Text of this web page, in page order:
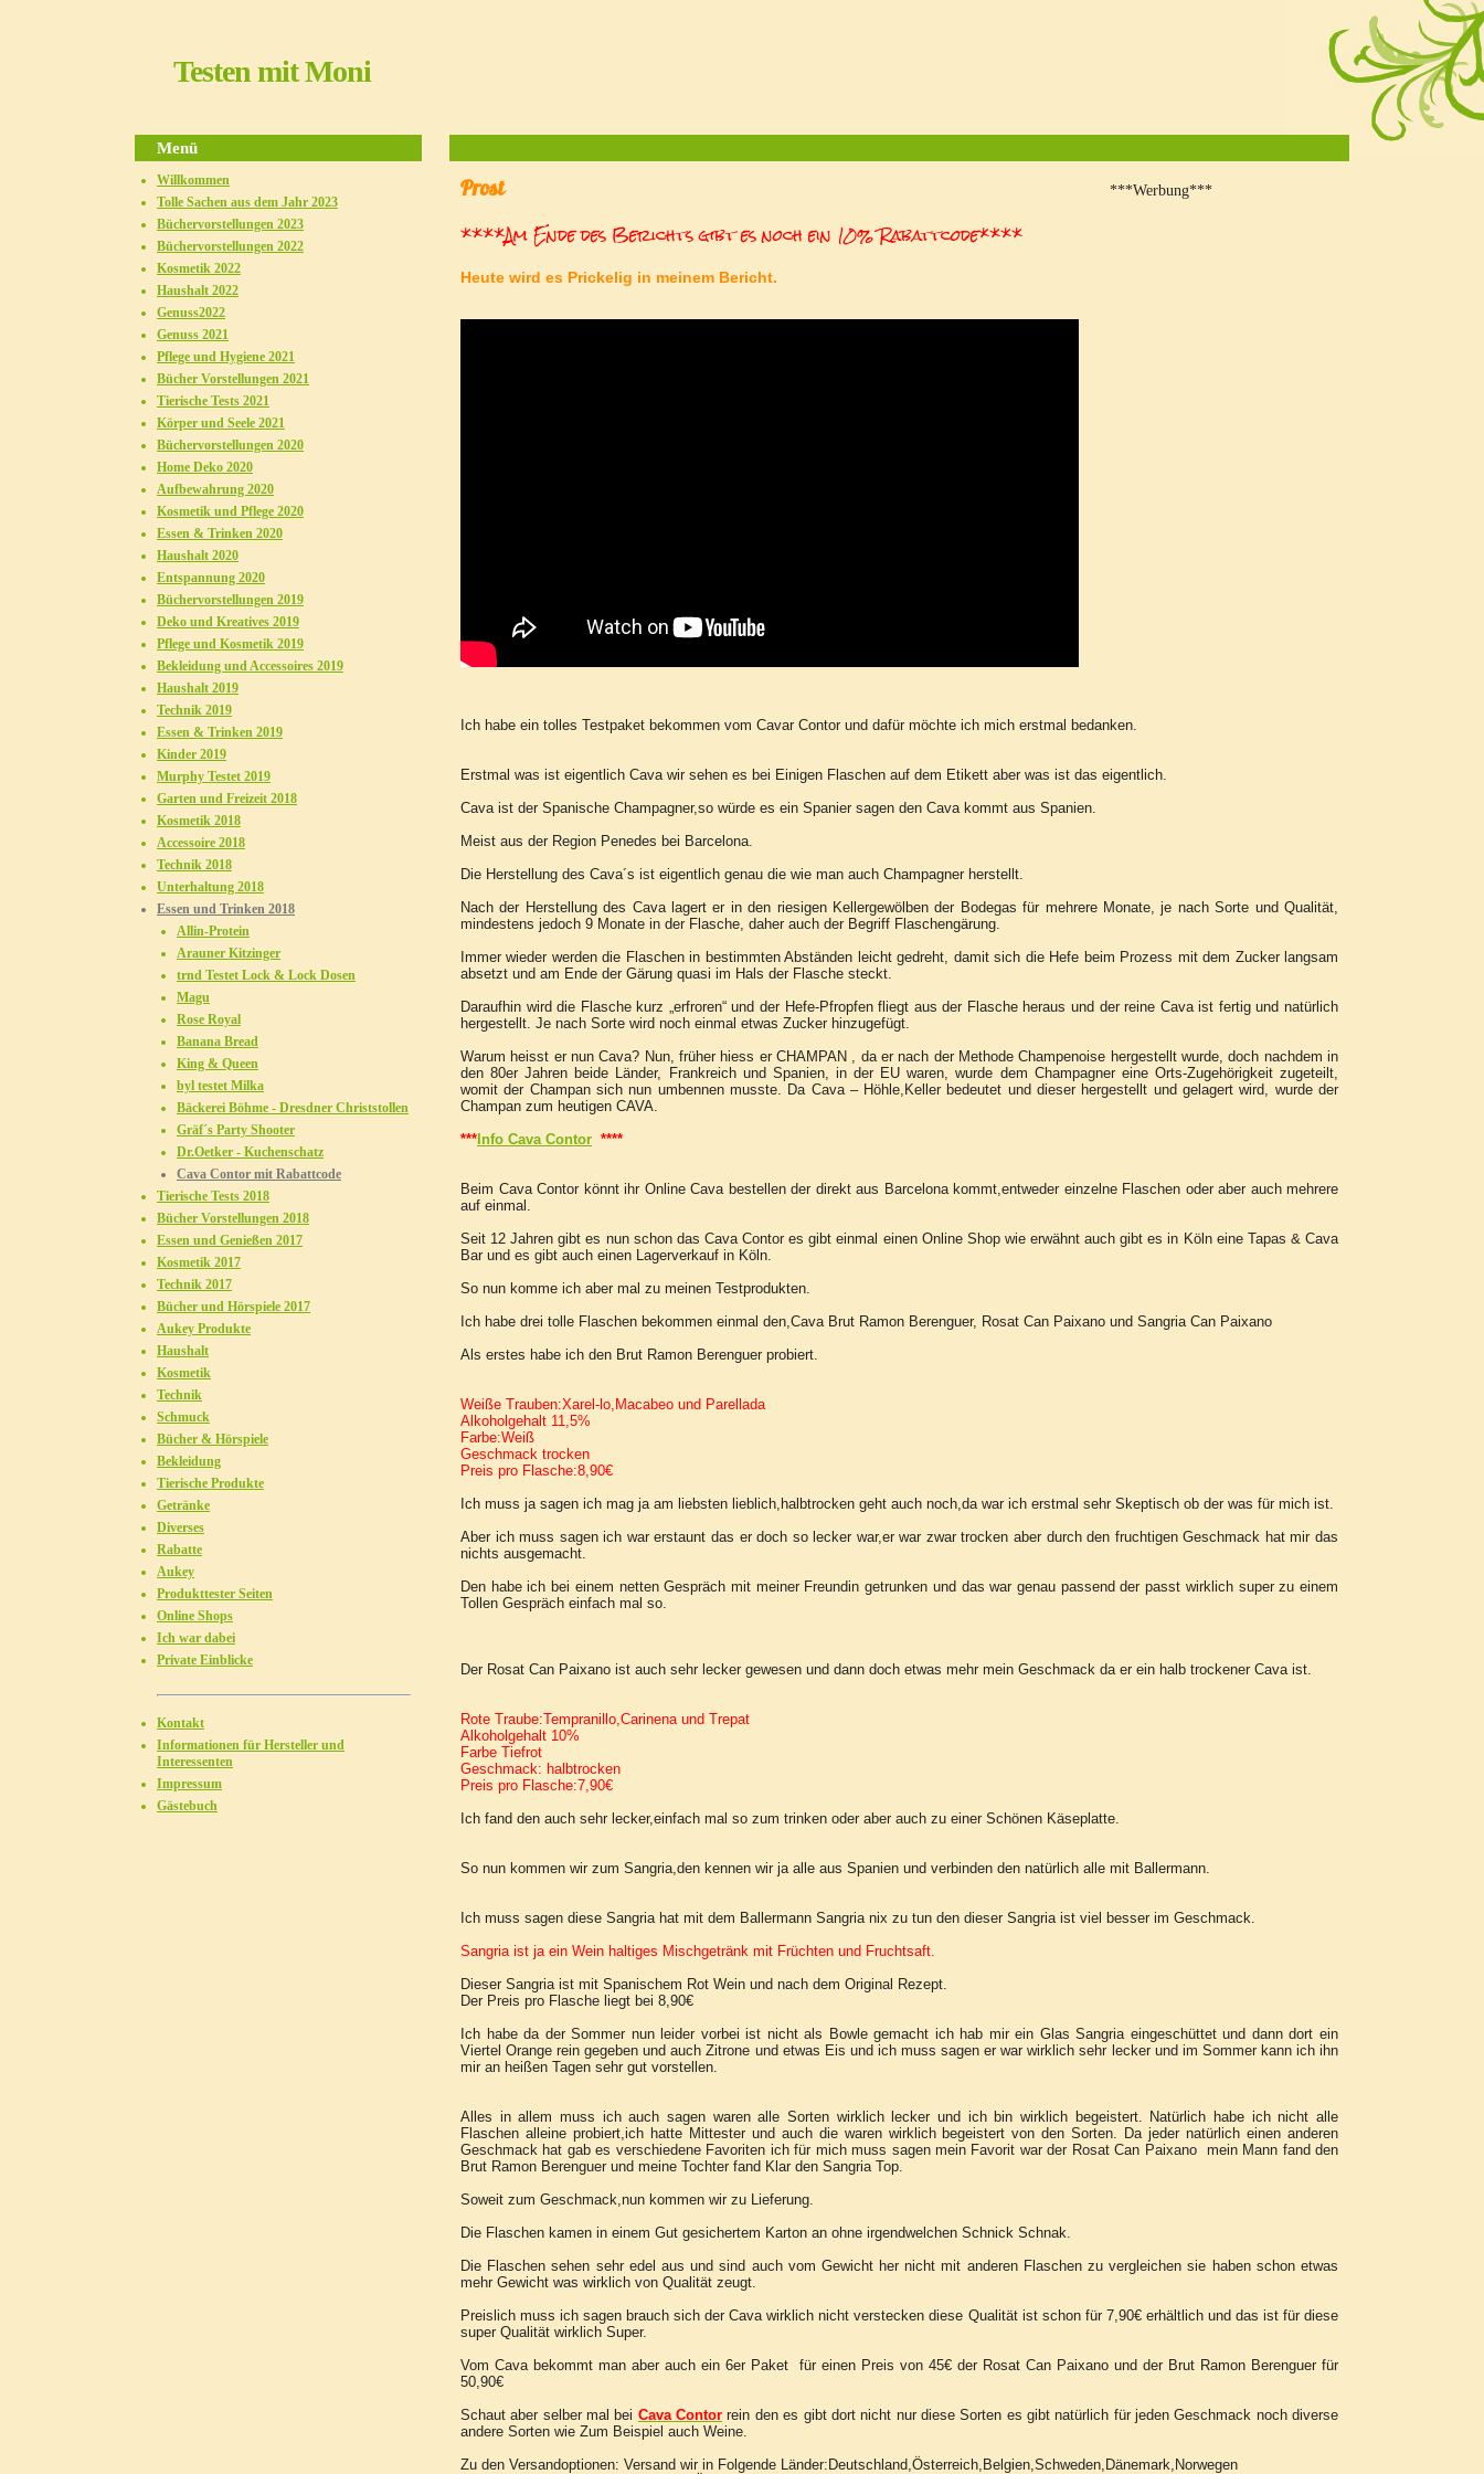
Testen mit Moni
Prost ***Werbung***
****Am Ende des Berichts gibt es noch ein 10% Rabattcode****
Heute wird es Prickelig in meinem Bericht.
Ich habe ein tolles Testpaket bekommen vom Cavar Contor und dafür möchte ich mich erstmal bedanken.
Erstmal was ist eigentlich Cava wir sehen es bei Einigen Flaschen auf dem Etikett aber was ist das eigentlich.
Cava ist der Spanische Champagner,so würde es ein Spanier sagen den Cava kommt aus Spanien.
Meist aus der Region Penedes bei Barcelona.
Die Herstellung des Cava´s ist eigentlich genau die wie man auch Champagner herstellt.
Nach der Herstellung des Cava lagert er in den riesigen Kellergewölben der Bodegas für mehrere Monate, je nach Sorte und Qualität,
mindestens jedoch 9 Monate in der Flasche, daher auch der Begriff Flaschengärung.
Immer wieder werden die Flaschen in bestimmten Abständen leicht gedreht, damit sich die Hefe beim Prozess mit dem Zucker langsam
absetzt und am Ende der Gärung quasi im Hals der Flasche steckt.
Daraufhin wird die Flasche kurz „erfroren“ und der Hefe-Pfropfen fliegt aus der Flasche heraus und der reine Cava ist fertig und natürlich
hergestellt. Je nach Sorte wird noch einmal etwas Zucker hinzugefügt.
Warum heisst er nun Cava? Nun, früher hiess er CHAMPAN , da er nach der Methode Champenoise hergestellt wurde, doch nachdem in
den 80er Jahren beide Länder, Frankreich und Spanien, in der EU waren, wurde dem Champagner eine Orts-Zugehörigkeit zugeteilt,
womit der Champan sich nun umbennen musste. Da Cava – Höhle,Keller bedeutet und dieser hergestellt und gelagert wird, wurde der
Champan zum heutigen CAVA.
*** Info Cava Contor ****
Beim Cava Contor könnt ihr Online Cava bestellen der direkt aus Barcelona kommt,entweder einzelne Flaschen oder aber auch mehrere
auf einmal.
Seit 12 Jahren gibt es nun schon das Cava Contor es gibt einmal einen Online Shop wie erwähnt auch gibt es in Köln eine Tapas & Cava
Bar und es gibt auch einen Lagerverkauf in Köln.
So nun komme ich aber mal zu meinen Testprodukten.
Ich habe drei tolle Flaschen bekommen einmal den,Cava Brut Ramon Berenguer, Rosat Can Paixano und Sangria Can Paixano
Als erstes habe ich den Brut Ramon Berenguer probiert.
Weiße Trauben:Xarel-lo,Macabeo und Parellada
Alkoholgehalt 11,5%
Farbe:Weiß
Geschmack trocken
Preis pro Flasche:8,90€
Ich muss ja sagen ich mag ja am liebsten lieblich,halbtrocken geht auch noch,da war ich erstmal sehr Skeptisch ob der was für mich ist.
Aber ich muss sagen ich war erstaunt das er doch so lecker war,er war zwar trocken aber durch den fruchtigen Geschmack hat mir das
nichts ausgemacht.
Den habe ich bei einem netten Gespräch mit meiner Freundin getrunken und das war genau passend der passt wirklich super zu einem
Tollen Gespräch einfach mal so.
Der Rosat Can Paixano ist auch sehr lecker gewesen und dann doch etwas mehr mein Geschmack da er ein halb trockener Cava ist.
Rote Traube:Tempranillo,Carinena und Trepat
Alkoholgehalt 10%
Farbe Tiefrot
Geschmack: halbtrocken
Preis pro Flasche:7,90€
Ich fand den auch sehr lecker,einfach mal so zum trinken oder aber auch zu einer Schönen Käseplatte.
So nun kommen wir zum Sangria,den kennen wir ja alle aus Spanien und verbinden den natürlich alle mit Ballermann.
Ich muss sagen diese Sangria hat mit dem Ballermann Sangria nix zu tun den dieser Sangria ist viel besser im Geschmack.
Sangria ist ja ein Wein haltiges Mischgetränk mit Früchten und Fruchtsaft.
Dieser Sangria ist mit Spanischem Rot Wein und nach dem Original Rezept.
Der Preis pro Flasche liegt bei 8,90€
Ich habe da der Sommer nun leider vorbei ist nicht als Bowle gemacht ich hab mir ein Glas Sangria eingeschüttet und dann dort ein
Viertel Orange rein gegeben und auch Zitrone und etwas Eis und ich muss sagen er war wirklich sehr lecker und im Sommer kann ich ihn
mir an heißen Tagen sehr gut vorstellen.
Alles in allem muss ich auch sagen waren alle Sorten wirklich lecker und ich bin wirklich begeistert. Natürlich habe ich nicht alle
Flaschen alleine probiert,ich hatte Mittester und auch die waren wirklich begeistert von den Sorten. Da jeder natürlich einen anderen
Geschmack hat gab es verschiedene Favoriten ich für mich muss sagen mein Favorit war der Rosat Can Paixano mein Mann fand den
Brut Ramon Berenguer und meine Tochter fand Klar den Sangria Top.
Soweit zum Geschmack,nun kommen wir zu Lieferung.
Die Flaschen kamen in einem Gut gesichertem Karton an ohne irgendwelchen Schnick Schnak.
Die Flaschen sehen sehr edel aus und sind auch vom Gewicht her nicht mit anderen Flaschen zu vergleichen sie haben schon etwas
mehr Gewicht was wirklich von Qualität zeugt.
Preislich muss ich sagen brauch sich der Cava wirklich nicht verstecken diese Qualität ist schon für 7,90€ erhältlich und das ist für diese
super Qualität wirklich Super.
Vom Cava bekommt man aber auch ein 6er Paket für einen Preis von 45€ der Rosat Can Paixano und der Brut Ramon Berenguer für
50,90€
Schaut aber selber mal bei Cava Contor rein den es gibt dort nicht nur diese Sorten es gibt natürlich für jeden Geschmack noch diverse
andere Sorten wie Zum Beispiel auch Weine.
Zu den Versandoptionen: Versand wir in Folgende Länder:Deutschland,Österreich,Belgien,Schweden,Dänemark,Norwegen
Menü
Willkommen
Tolle Sachen aus dem Jahr 2023
Büchervorstellungen 2023
Büchervorstellungen 2022
Kosmetik 2022
Haushalt 2022
Genuss2022
Genuss 2021
Pflege und Hygiene 2021
Bücher Vorstellungen 2021
Tierische Tests 2021
Körper und Seele 2021
Büchervorstellungen 2020
Home Deko 2020
Aufbewahrung 2020
Kosmetik und Pflege 2020
Essen & Trinken 2020
Haushalt 2020
Entspannung 2020
Büchervorstellungen 2019
Deko und Kreatives 2019
Pflege und Kosmetik 2019
Bekleidung und Accessoires 2019
Haushalt 2019
Technik 2019
Essen & Trinken 2019
Kinder 2019
Murphy Testet 2019
Garten und Freizeit 2018
Kosmetik 2018
Accessoire 2018
Technik 2018
Unterhaltung 2018
Essen und Trinken 2018
Allin-Protein
Arauner Kitzinger
trnd Testet Lock & Lock Dosen
Magu
Rose Royal
Banana Bread
King & Queen
byl testet Milka
Bäckerei Böhme - Dresdner Christstollen
Gräf´s Party Shooter
Dr.Oetker - Kuchenschatz
Cava Contor mit Rabattcode
Tierische Tests 2018
Bücher Vorstellungen 2018
Essen und Genießen 2017
Kosmetik 2017
Technik 2017
Bücher und Hörspiele 2017
Aukey Produkte
Haushalt
Kosmetik
Technik
Schmuck
Bücher & Hörspiele
Bekleidung
Tierische Produkte
Getränke
Diverses
Rabatte
Aukey
Produkttester Seiten
Online Shops
Ich war dabei
Private Einblicke
Kontakt
Informationen für Hersteller und
Interessenten
Impressum
Gästebuch